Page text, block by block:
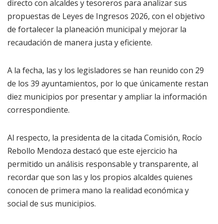
directo con alcaldes y tesoreros para analizar sus
propuestas de Leyes de Ingresos 2026, con el objetivo
de fortalecer la planeación municipal y mejorar la
recaudación de manera justa y eficiente.
A la fecha, las y los legisladores se han reunido con 29
de los 39 ayuntamientos, por lo que únicamente restan
diez municipios por presentar y ampliar la información
correspondiente.
Al respecto, la presidenta de la citada Comisión, Rocío
Rebollo Mendoza destacó que este ejercicio ha
permitido un análisis responsable y transparente, al
recordar que son las y los propios alcaldes quienes
conocen de primera mano la realidad económica y
social de sus municipios.